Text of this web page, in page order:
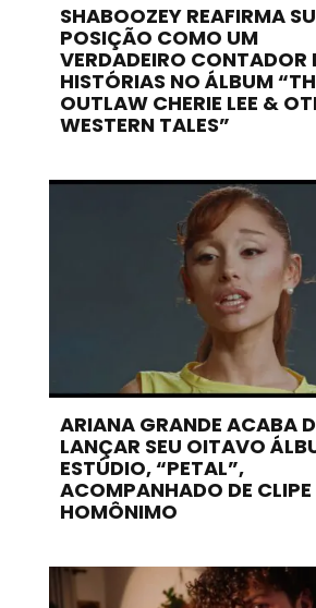
SHABOOZEY REAFIRMA
POSIÇÃO COMO UM
VERDADEIRO CONTADOR
HISTÓRIAS NO ÁLBUM
OUTLAW CHERIE LEE &
WESTERN TALES”
ARIANA GRANDE ACABA
LANÇAR SEU OITAVO
ESTÚDIO, “PETAL”,
ACOMPANHADO DE CLIPE
HOMÔNIMO